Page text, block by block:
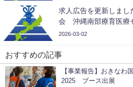
求人広告を更新しまし
会 沖縄南部療育医療
2026-03-02
おすすめの記事
【事業報告】おきなわ
2025 ブース出展